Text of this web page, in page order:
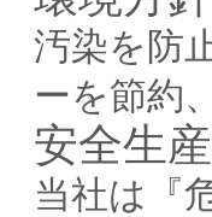
汚染を防
ーを節約
安全生
当社は『